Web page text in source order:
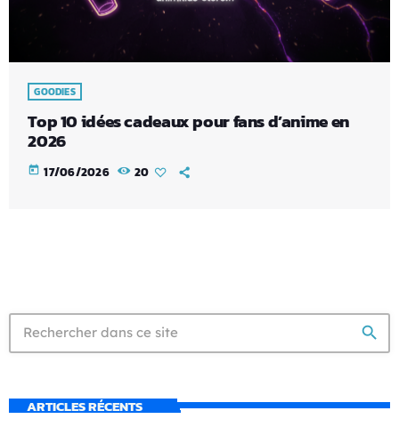
GOODIES
Top 10 idées cadeaux pour fans d’anime en
2026
today 17/06/2026 20
search
ARTICLES RÉCENTS